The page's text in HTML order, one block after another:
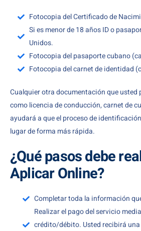
Fotocopia del Certificado de
Si es menor de 18 años ID o
Unidos.
Fotocopia del pasaporte cubano
Fotocopia del carnet de identidad
Cualquier otra documentación que usted
como licencia de conducción, carnet de
ayudará a que el proceso de
lugar de forma más rápida.
¿Qué pasos debe
Aplicar Online?
Completar toda la información
Realizar el pago del servicio
crédito/débito. Usted recibirá